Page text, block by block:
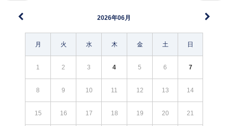
2026年06月
月 火 水 木 金 土 日
1 2 3 4 5 6 7
8 9 10 11 12 13 14
15 16 17 18 19 20 21